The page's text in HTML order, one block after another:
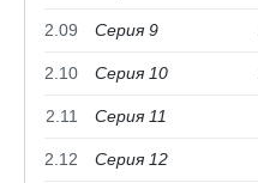
2.09 Серия 9
2.10 Серия 10
2.11 Серия 11
2.12 Серия 12